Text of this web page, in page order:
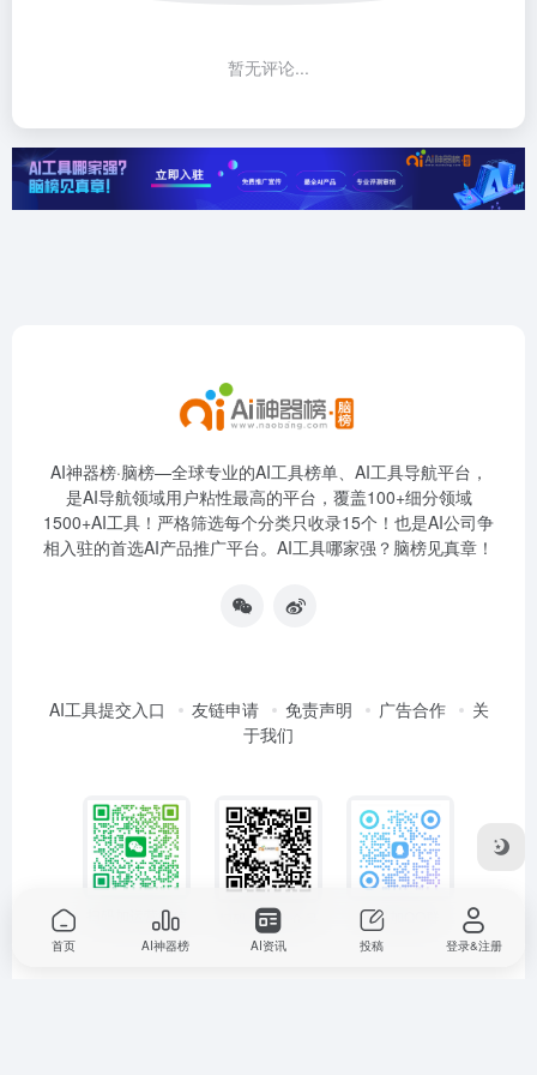
暂无评论...
AI神器榜·脑榜—全球专业的AI工具榜单、AI工具导航平台，
是AI导航领域用户粘性最高的平台，覆盖100+细分领域
1500+AI工具！严格筛选每个分类只收录15个！也是AI公司争
相入驻的首选AI产品推广平台。AI工具哪家强？脑榜见真章！
AI工具提交入口 友链申请 免责声明 广告合作
关
于我们
扫码加运营微信 扫码关注公众号 扫码加QQ群
首页 AI神器榜 AI资讯 投稿 登录&注册